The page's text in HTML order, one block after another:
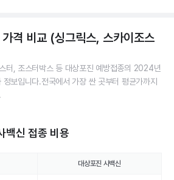
격 비교 (싱그릭스, 스카이조스
터, 조스터박스 등 대상포진 예방접종의 2024년
보입니다.전국에서 가장 싼 곳부터 평균가까지
백신 접종 비용
대상포진 사백신